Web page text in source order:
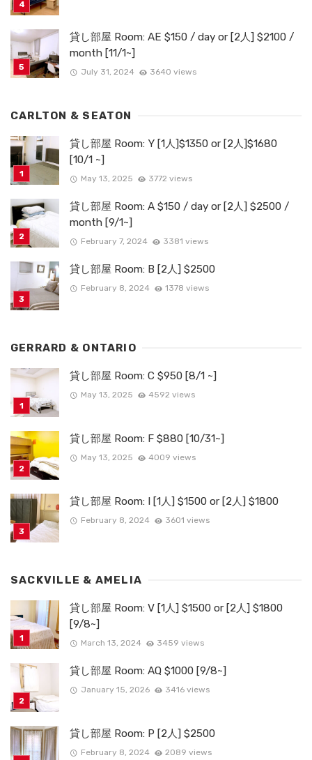
貸し部屋 Room: AE $150 / day or [2人] $2100 /
month [11/1~]
July 31, 2024 3640 views
CARLTON & SEATON
貸し部屋 Room: Y [1人]$1350 or [2人]$1680
[10/1 ~]
May 13, 2025 3772 views
貸し部屋 Room: A $150 / day or [2人] $2500 /
month [9/1~]
February 7, 2024 3381 views
貸し部屋 Room: B [2人] $2500
February 8, 2024 1378 views
GERRARD & ONTARIO
貸し部屋 Room: C $950 [8/1 ~]
May 13, 2025 4592 views
貸し部屋 Room: F $880 [10/31~]
May 13, 2025 4009 views
貸し部屋 Room: I [1人] $1500 or [2人] $1800
February 8, 2024 3601 views
SACKVILLE & AMELIA
貸し部屋 Room: V [1人] $1500 or [2人] $1800
[9/8~]
March 13, 2024 3459 views
貸し部屋 Room: AQ $1000 [9/8~]
January 15, 2026 3416 views
貸し部屋 Room: P [2人] $2500
February 8, 2024 2089 views